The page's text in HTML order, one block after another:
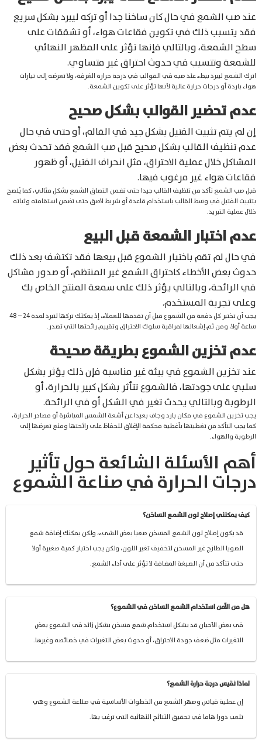
عند صب الشمع في حال كان ساخنا جدا أو تركه ليبرد بشكل سريع
فقد يتسبب ذلك في تكوين فقاعات هواء، أو تشققات على
سطح الشمعة، وبالتالي فإنها تؤثر على المظهر النهائي
للشمعة وتتسبب في حدوث احتراق غير متساوي.
اترك الشمع ليبرد ببطء عند صبه في القوالب في درجة حرارة الغرفة، ولا تعرضه إلى تيارات
هواء باردة أو درجات حرارة عالية لأنها تؤثر على تكوين الشمعة.
عدم تحضير القوالب بشكل صحيح
إن لم يتم تثبيت الفتيل بشكل جيد في القالم، أو حتى في حال
عدم تنظيف القالب بشكل صحيح قبل صب الشمع فقد تحدث بعض
المشاكل خلال عملية الاحتراق، مثل انحراف الفتيل، أو ظهور
فقاعات هواء غير مرغوب فيها.
قبل صب الشمع تأكد من تنظيف القالب جيدا حتى تضمن التصاق الشمع بشكل مثالي، كما يُنصح
بتثبيت الفتيل في وسط القالب باستخدام قاعدة أو شريط لاصق حتى تضمن استقامته وثباته
خلال عملية التبريد.
عدم اختبار الشمعة قبل البيع
في حال لم تقم باختبار الشموع قبل بيعها فقد تكتشف بعد ذلك
حدوث بعض الأخطاء كاحتراق الشمع غير المنتظم، أو صدور مشاكل
في الرائحة، وبالتالي يؤثر ذلك على سمعة المنتج الخاص بك
وعلى تجربة المستخدم.
يجب أن تختبر كل دفعة من الشموع قبل أن تقدمها للعملاء، إذ يمكنك تركها لتبرد لمدة 24 – 48
ساعة أولا، ومن ثم إشعالها لمراقبة سلوك الاحتراق وتقييم رائحتها التي تصدر.
عدم تخزين الشموع بطريقة صحيحة
عند تخزين الشموع في بيئة غير مناسبة فإن ذلك يؤثر بشكل
سلبي على جودتها، فالشموع تتأثر بشكل كبير بالحرارة، أو
الرطوبة وبالتالي يحدث تغير في الشكل أو في الرائحة.
يجب تخزين الشموع في مكان بارد وجاف بعيدا عن أشعة الشمس المباشرة أو مصادر الحرارة،
كما يجب التأكد من تغطيتها بأغطية محكمة الإغلاق للحفاظ على رائحتها ومنع تعرضها إلى
الرطوبة والهواء.
أهم الأسئلة الشائعة حول تأثير
درجات الحرارة في صناعة الشموع
كيف يمكنني إصلاح لون الشمع الساخن؟
قد يكون إصلاح لون الشمع المسخن صعبا بعض الشيء، ولكن يمكنك إضافة شمع
الصويا الطازج غير المسخن لتخفيف تغير اللون، ولكن يجب اختبار كمية صغيرة أولا
حتى تتأكد من أن الصبغة المضافة لا تؤثر على أداء الشمع.
هل من الآمن استخدام الشمع الساخن في الشموع؟
في بعض الأحيان قد يشكل استخدام شمع مسخن بشكل زائد في الشموع بعض
التغيرات مثل ضعف جودة الاحتراق، أو حدوث بعض التغيرات في خصائصه وغيرها.
لماذا نقيس درجة حرارة الشمع؟
إن عملية قياس وصهر الشمع من الخطوات الأساسية في صناعة الشموع وهي
تلعب دورا هاما في تحقيق النتائج النهائية التي ترغب بها.